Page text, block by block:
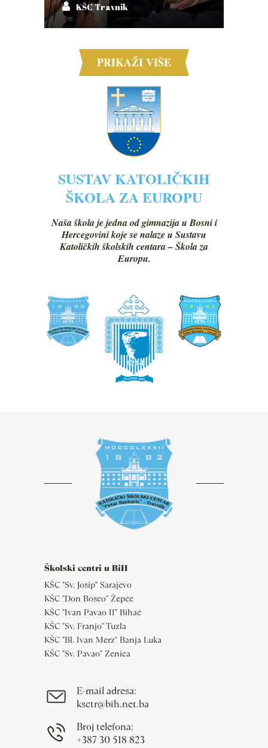
KŠC Travnik
PRIKAŽI VIŠE
SUSTAV KATOLIČKIH
ŠKOLA ZA EUROPU
Naša škola je jedna od gimnazija u Bosni i
Hercegovini koje se nalaze u Sustavu
Katoličkih školskih centara – Škola za
Europu.
Školski centri u BiH
KŠC "Sv. Josip" Sarajevo
KŠC "Don Bosco" Žepče
KŠC "Ivan Pavao II" Bihać
KŠC "Sv. Franjo" Tuzla
KŠC "Bl. Ivan Merz" Banja Luka
KŠC "Sv. Pavao" Zenica
E-mail adresa:
ksctr@bih.net.ba
Broj telefona:
+387 30 518 823